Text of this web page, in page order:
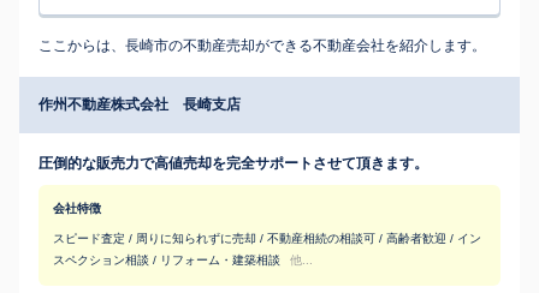
ここからは、長崎市の不動産売却ができる不動産会社を紹介します。
作州不動産株式会社 長崎支店
圧倒的な販売力で高値売却を完全サポートさせて頂きます。
会社特徴
スピード査定 / 周りに知られずに売却 / 不動産相続の相談可 / 高齢者歓迎 / イン
スペクション相談 / リフォーム・建築相談
他...